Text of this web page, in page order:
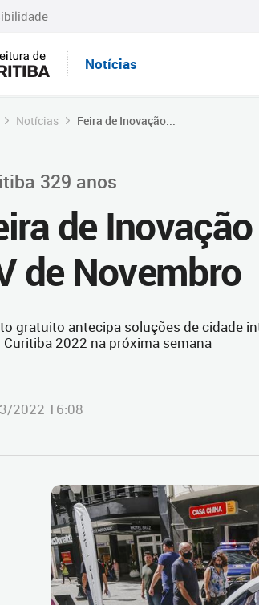
Notícias
Notícias Feira de Inovação...
329 anos
de
de Novembro
gratuito antecipa soluções de cidade
Curitiba 2022 na próxima semana
2022 16:08